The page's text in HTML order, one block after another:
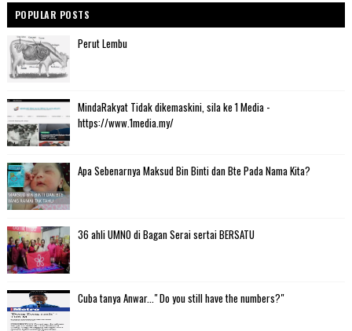
POPULAR POSTS
Perut Lembu
MindaRakyat Tidak dikemaskini, sila ke 1 Media -
https://www.1media.my/
Apa Sebenarnya Maksud Bin Binti dan Bte Pada Nama Kita?
36 ahli UMNO di Bagan Serai sertai BERSATU
Cuba tanya Anwar..." Do you still have the numbers?"